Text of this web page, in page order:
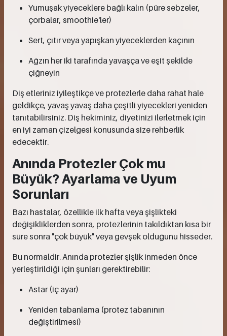
Yumuşak yiyeceklere bağlı kalın (püre sebzeler,
çorbalar, smoothie'ler)
Sert, çıtır veya yapışkan yiyeceklerden kaçının
Ağzın her iki tarafında yavaşça ve eşit şekilde
çiğneyin
Diş etleriniz iyileştikçe ve protezlerle daha rahat hale
geldikçe, yavaş yavaş daha çeşitli yiyecekleri yeniden
tanıtabilirsiniz. Diş hekiminiz, diyetinizi ilerletmek için
en iyi zaman çizelgesi konusunda size rehberlik
edecektir.
Anında Protezler Çok mu
Büyük? Ayarlama ve Uyum
Sorunları
Bazı hastalar, özellikle ilk hafta veya şişlikteki
değişikliklerden sonra, protezlerinin takıldıktan kısa bir
süre sonra "çok büyük" veya gevşek olduğunu hisseder.
Bu normaldir. Anında protezler şişlik inmeden önce
yerleştirildiği için şunları gerektirebilir:
Astar (iç ayar)
Yeniden tabanlama (protez tabanının
değiştirilmesi)